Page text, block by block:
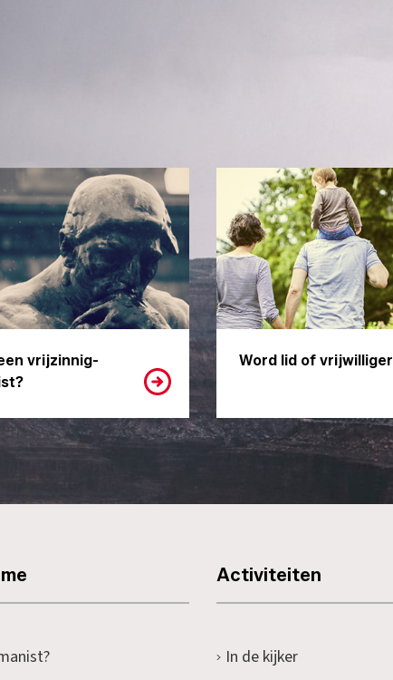
vrijzinnig-
Word lid of vrijwilliger
Activiteiten
In de kijker